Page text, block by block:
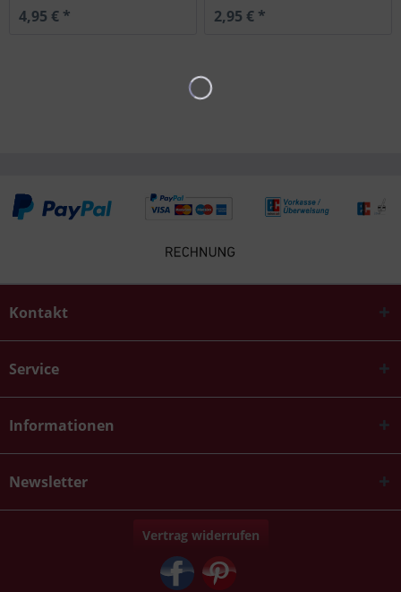
4,95 € * 2,95 € *
Kontakt
Service
Informationen
Newsletter
Vertrag widerrufen